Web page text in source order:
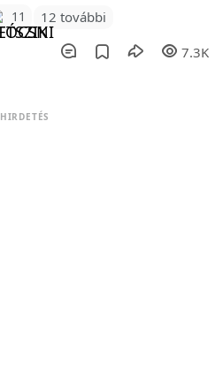
11 12 további
7.3K
HIRDETÉS